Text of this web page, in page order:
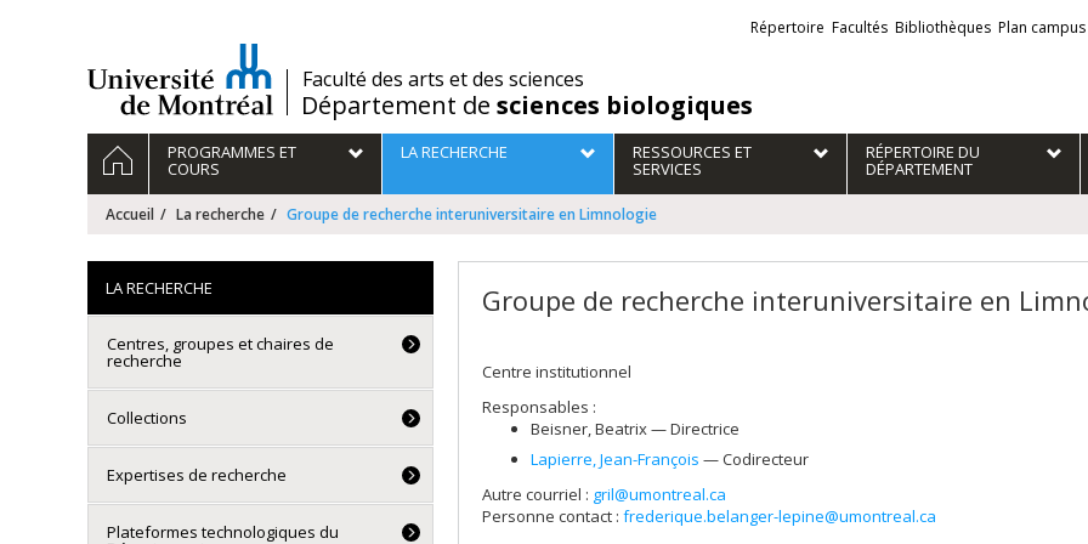
/Faculté des arts et des sciences
Département de sciences biologiques
Liens
externes
Répertoire Facultés Bibliothèques Plan campus
Navigation
principale
ACCUEILPROGRAMMES ET
COURS
LA RECHERCHE RESSOURCES ET
SERVICES
RÉPERTOIRE DU
DÉPARTEMENT
Accueil La recherche Groupe de recherche interuniversitaire en Limnologie
Groupe de recherche interuniversitaire en
Centre institutionnel
Responsables :
Beisner, Beatrix— Directrice
Lapierre , Jean-François — Codirecteur
Autre courriel : gril@umontreal.ca
Personne contact : frederique.belanger-lepine@umontreal.ca
LA RECHERCHE
Centres, groupes et chaires de
recherche
Collections
Expertises de recherche
Plateformes technologiques du